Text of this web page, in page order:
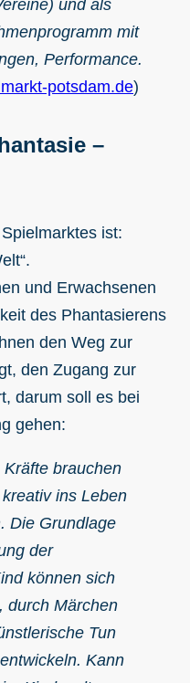
und als
mit
Performance.
potsdam.de)
–
ist:
und Erwachsenen
des Phantasierens
den Weg zur
den Zugang zur
darum soll es bei
gehen:
brauchen
ins Leben
Die Grundlage
der
können sich
durch Märchen
Tun
Kann